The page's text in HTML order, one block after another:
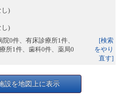
し)
し)
院0件、有床診療所1件、
所1件、歯科0件、薬局0
[検索
をやり
直す]
設を地図上に表示